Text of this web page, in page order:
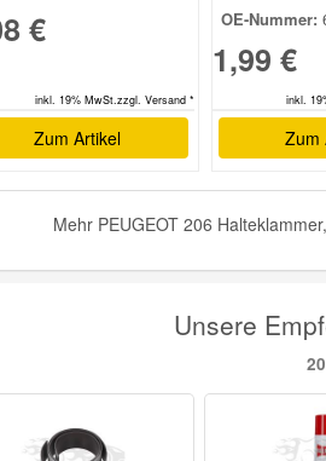
€
inkl. 19% MwSt.zzgl. Versand *
Zum Artikel
OE-Nummer:
1,99 €
inkl.
Zum
Mehr PEUGEOT 206
Unsere